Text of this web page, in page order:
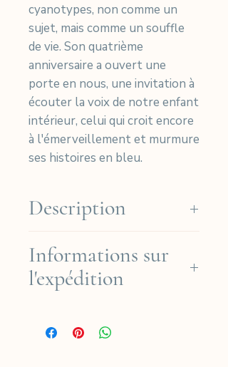
cyanotypes, non comme un
sujet, mais comme un souffle
de vie. Son quatrième
anniversaire a ouvert une
porte en nous, une invitation à
écouter la voix de notre enfant
intérieur, celui qui croit encore
à l'émerveillement et murmure
ses histoires en bleu.
Description
à la main sur du papier Arches
Platine de haute qualité (coton
310 g), puis signés et
Paris, en France.
Informations sur
l'expédition
gratuite en France